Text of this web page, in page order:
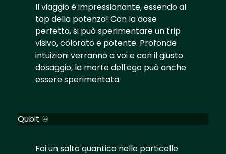
Il viaggio è impressionante, essendo al
top della potenza! Con la dose
perfetta, si può sperimentare un trip
visivo, colorato e potente. Profonde
intuizioni verranno a voi e con il giusto
dosaggio, la morte dell'ego può anche
essere sperimentata.
Qubit ♾️
Fai un salto quantico nelle particelle